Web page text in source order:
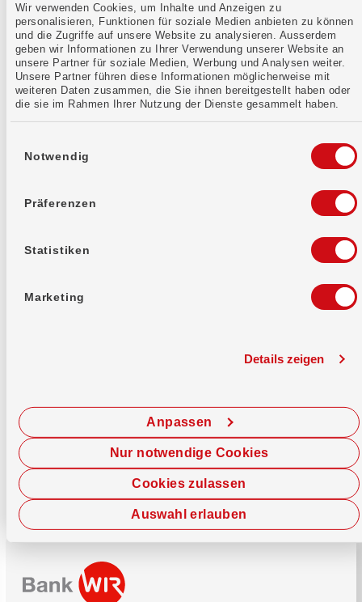
Wir verwenden Cookies, um Inhalte und Anzeigen zu
personalisieren, Funktionen für soziale Medien anbieten zu können
und die Zugriffe auf unsere Website zu analysieren. Ausserdem
geben wir Informationen zu Ihrer Verwendung unserer Website an
unsere Partner für soziale Medien, Werbung und Analysen weiter.
Unsere Partner führen diese Informationen möglicherweise mit
weiteren Daten zusammen, die Sie ihnen bereitgestellt haben oder
die sie im Rahmen Ihrer Nutzung der Dienste gesammelt haben.
Notwendig
Präferenzen
Statistiken
Marketing
Details zeigen
Cookies zulassen
Anpassen
Auswahl erlauben
Nur notwendige Cookies
Mehr erfahren
Kontaktformular
Jetzt chatten